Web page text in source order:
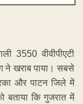
3550 वीवीपीएटी
ने खराब पाया। सबसे
और पाटन जिले में
बताया कि गुजरात में